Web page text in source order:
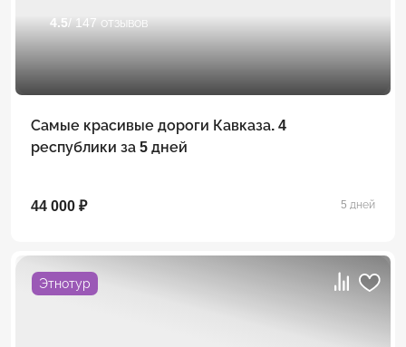
4.5/ 147 отзывов
Самые красивые дороги Кавказа. 4
республики за 5 дней
44 000 ₽ 5 дней
Этнотур